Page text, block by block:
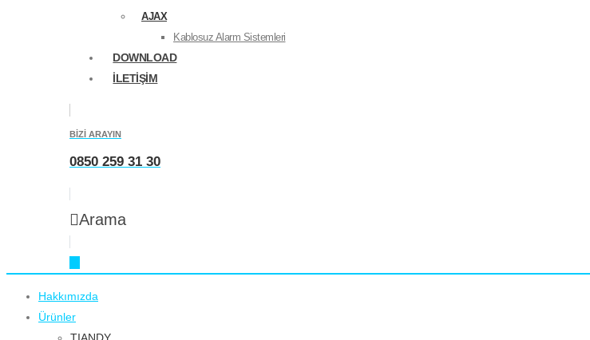
AJAX
Kablosuz Alarm Sistemleri
DOWNLOAD
İLETIŞIM
BİZİ ARAYIN
0850 259 31 30
Arama
Hakkımızda
Ürünler
TIANDY